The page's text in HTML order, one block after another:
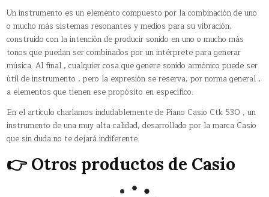
Un instrumento es un elemento compuesto por la combinación de uno
o mucho más sistemas resonantes y medios para su vibración,
construido con la intención de producir sonido en uno o mucho más
tonos que puedan ser combinados por un intérprete para generar
música. Al final , cualquier cosa que genere sonido armónico puede ser
útil de instrumento , pero la expresión se reserva, por norma general ,
a elementos que tienen ese propósito en específico.
En el artículo charlamos indudablemente de Piano Casio Ctk 530 , un
instrumento de una muy alta calidad, desarrollado por la marca Casio
que sin duda no te dejará indiferente.
👉 Otros productos de Casio